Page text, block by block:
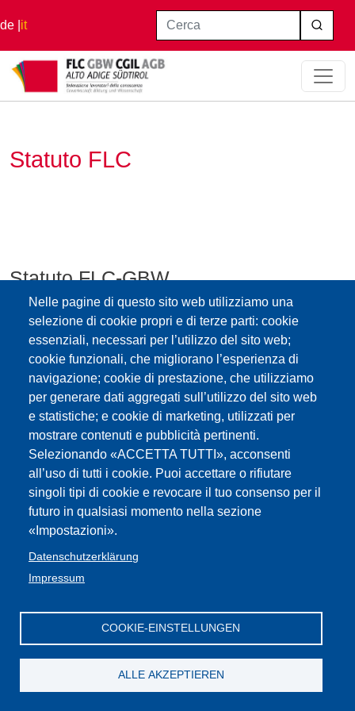
Salta al contenuto principale
de it
Nelle pagine di questo sito web utilizziamo una
selezione di cookie propri e di terze parti: cookie
essenziali, necessari per l’utilizzo del sito web;
cookie funzionali, che migliorano l’esperienza di
navigazione; cookie di prestazione, che utilizziamo
per generare dati aggregati sull’utilizzo del sito web
e statistiche; e cookie di marketing, utilizzati per
mostrare contenuti e pubblicità pertinenti.
Selezionando «ACCETTA TUTTI», acconsenti
all’uso di tutti i cookie. Puoi accettare o rifiutare
singoli tipi di cookie e revocare il tuo consenso per il
futuro in qualsiasi momento nella sezione
«Impostazioni».
Datenschutzerklärung
Impressum
COOKIE-EINSTELLUNGEN
ALLE AKZEPTIEREN
Cerca
Home Statuto FLC
Statuto FLC
Statuto FLC-GBW
statuto-della-federazione-lavoratori-della-conoscenza-
cgil3.pdf
Impressum
Web-
Seite:Cookies
FLC /GBW Federazione
Lavoratori della Conoscenza Alto Adige iscritti